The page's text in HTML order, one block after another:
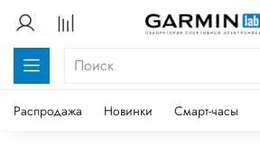
Распродажа Новинки Смарт-часы